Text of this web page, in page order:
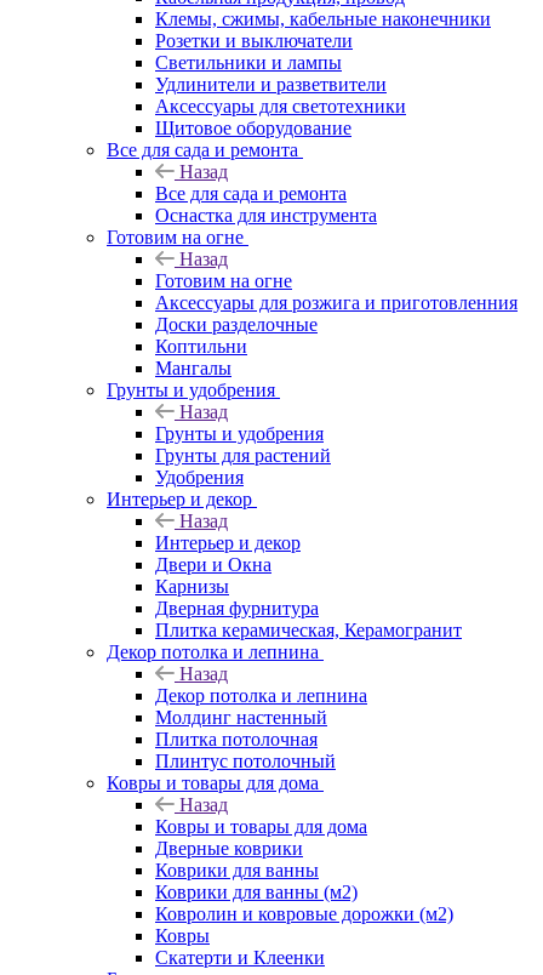
Клемы, сжимы, кабельные наконечники
Розетки и выключатели
Светильники и лампы
Удлинители и разветвители
Аксессуары для светотехники
Щитовое оборудование
Все для сада и ремонта
Назад
Все для сада и ремонта
Оснастка для инструмента
Готовим на огне
Назад
Готовим на огне
Аксессуары для розжига и приготовленния
Доски разделочные
Коптильни
Мангалы
Грунты и удобрения
Назад
Грунты и удобрения
Грунты для растений
Удобрения
Интерьер и декор
Назад
Интерьер и декор
Двери и Окна
Карнизы
Дверная фурнитура
Плитка керамическая, Керамогранит
Декор потолка и лепнина
Назад
Декор потолка и лепнина
Молдинг настенный
Плитка потолочная
Плинтус потолочный
Ковры и товары для дома
Назад
Ковры и товары для дома
Дверные коврики
Коврики для ванны
Коврики для ванны (м2)
Ковролин и ковровые дорожки (м2)
Ковры
Скатерти и Клеенки